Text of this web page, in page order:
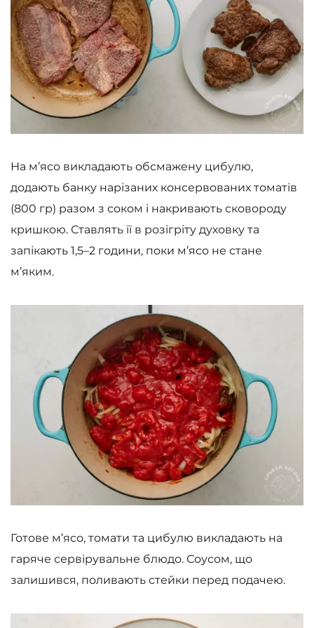
На м’ясо викладають обсмажену цибулю,
додають банку нарізаних консервованих томатів
(800 гр) разом з соком і накривають сковороду
кришкою. Ставлять її в розігріту духовку та
запікають 1,5–2 години, поки м’ясо не стане
м’яким.
Готове м’ясо, томати та цибулю викладають на
гаряче сервірувальне блюдо. Соусом, що
залишився, поливають стейки перед подачею.